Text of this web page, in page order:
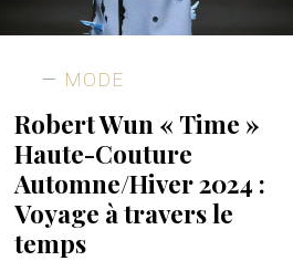
MODE
Robert Wun « Time »
Haute-Couture
Automne/Hiver 2024 :
Voyage à travers le
temps